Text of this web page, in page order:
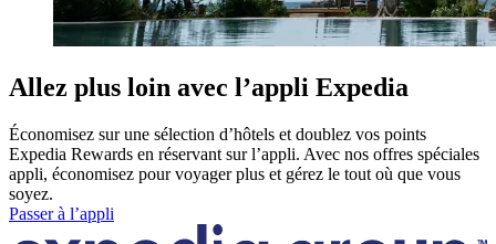
Allez plus loin avec l’appli Expedia
Économisez sur une sélection d’hôtels et doublez vos points
Expedia Rewards en réservant sur l’appli. Avec nos offres spéciales
appli, économisez pour voyager plus et gérez le tout où que vous
soyez.
Passer à l’appli